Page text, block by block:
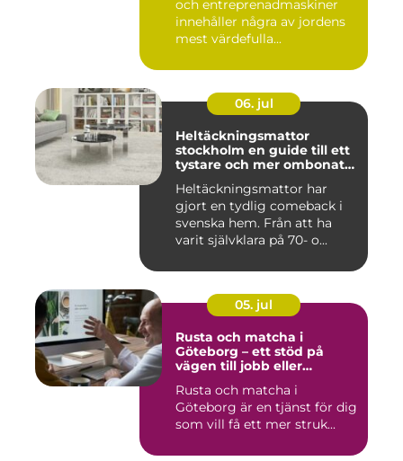
och entreprenadmaskiner
innehåller några av jordens
mest värdefulla...
06. jul
Heltäckningsmattor
stockholm en guide till ett
tystare och mer ombonat
Heltäckningsmattor har
gjort en tydlig comeback i
svenska hem. Från att ha
varit självklara på 70- o...
05. jul
Rusta och matcha i
Göteborg – ett stöd på
vägen till jobb eller
Rusta och matcha i
Göteborg är en tjänst för dig
som vill få ett mer struk...